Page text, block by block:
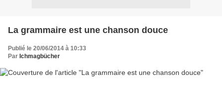
La grammaire est une chanson douce
Publié le 20/06/2014 à 10:33
Par Ichmagbücher